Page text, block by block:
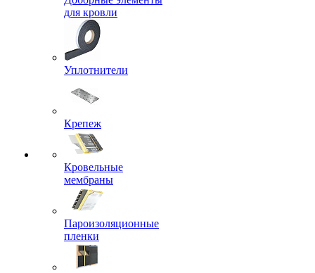
для кровли
Уплотнители
Крепеж
Кровельные
мембраны
Пароизоляционные
пленки